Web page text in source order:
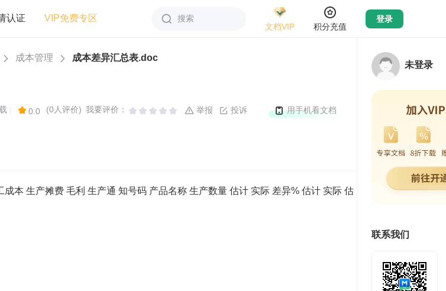
认证 VIP免费专区
搜索
文档VIP
积分充值
登录
成本管理 成本差异汇总表.doc
0.0 (0人评价) 我要评价： 投诉
举报 用手机看文档
本 生产摊费 毛利 生产通 知号码 产品名称 生产数量 估计 实际 差异% 估计 实际 估
未登录
联系我们